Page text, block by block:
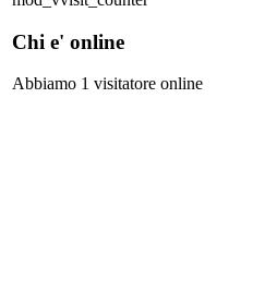
Chi e' online
Abbiamo 1 visitatore online